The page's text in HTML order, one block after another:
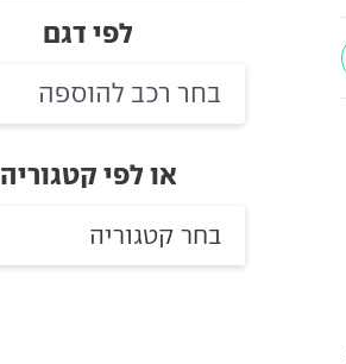
לפי דגם
או לפי קטגוריה
בחר קטגוריה